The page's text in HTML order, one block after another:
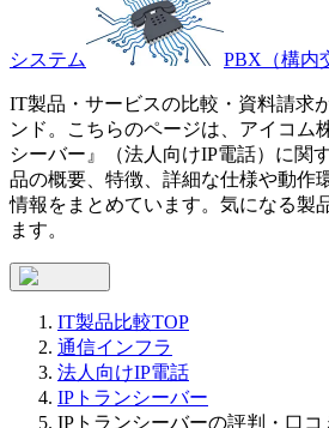
システム PBX（構内
IT製品・サービスの比較・資料請求
ンド。こちらのページは、 アイコム
シーバー 』（法人向けIP電話）に関
品の概要、特徴、詳細な仕様や動作
情報をまとめています。気になる製
ます。
IT製品比較TOP
通信インフラ
法人向けIP電話
IPトランシーバー
IPトランシーバーの評判・口コ